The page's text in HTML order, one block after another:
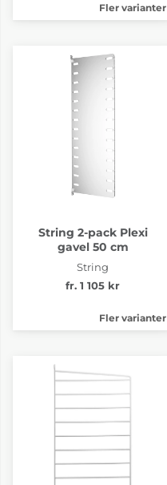
Fler varianter
String 2-pack Plexi
gavel 50 cm
String
fr. 1 105 kr
Fler varianter